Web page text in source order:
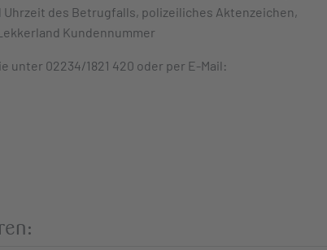
des Betrugfalls, polizeiliches Aktenzeichen,
Kundennummer
unter 02234/1821 420 oder per E-Mail: